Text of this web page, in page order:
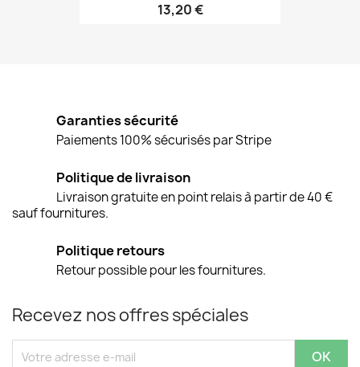
13,20 €
Garanties sécurité
Paiements 100% sécurisés par Stripe
Politique de livraison
Livraison gratuite en point relais à partir de 40 €
sauf fournitures.
Politique retours
Retour possible pour les fournitures.
Recevez nos offres spéciales